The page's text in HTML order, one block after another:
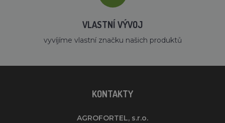
VLASTNÍ VÝVOJ
vyvíjíme vlastní značku našich produktů
KONTAKTY
AGROFORTEL, s.r.o.